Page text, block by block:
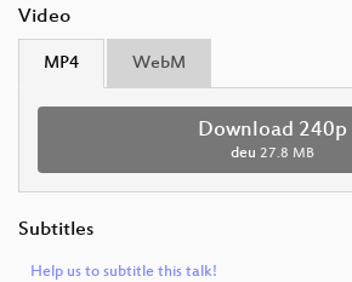
Video
MP4 WebM
Download 240p
deu 27.8 MB
Subtitles
Help us to subtitle this talk!